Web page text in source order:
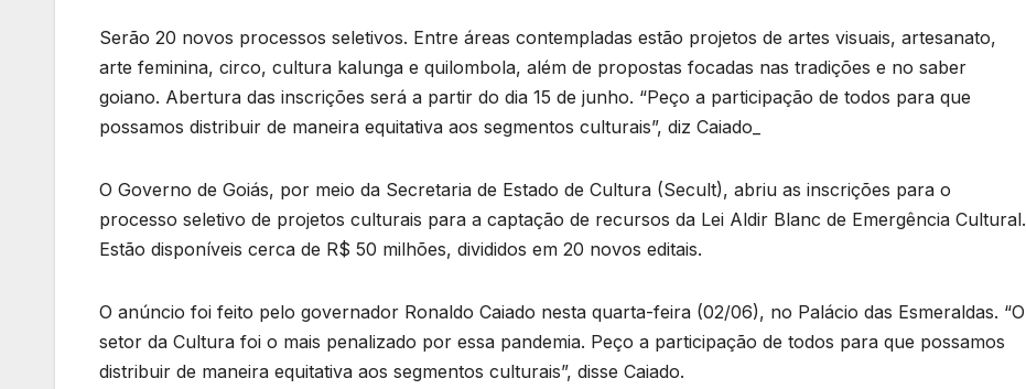
Serão 20 novos processos seletivos. Entre áreas contempladas estão projetos de artes visuais, artesanato,
arte feminina, circo, cultura kalunga e quilombola, além de propostas focadas nas tradições e no saber
goiano. Abertura das inscrições será a partir do dia 15 de junho. “Peço a participação de todos para que
possamos distribuir de maneira equitativa aos segmentos culturais”, diz Caiado_
O Governo de Goiás, por meio da Secretaria de Estado de Cultura (Secult), abriu as inscrições para o
processo seletivo de projetos culturais para a captação de recursos da Lei Aldir Blanc de Emergência Cultural.
Estão disponíveis cerca de R$ 50 milhões, divididos em 20 novos editais.
O anúncio foi feito pelo governador Ronaldo Caiado nesta quarta-feira (02/06), no Palácio das Esmeraldas. “O
setor da Cultura foi o mais penalizado por essa pandemia. Peço a participação de todos para que possamos
distribuir de maneira equitativa aos segmentos culturais”, disse Caiado.